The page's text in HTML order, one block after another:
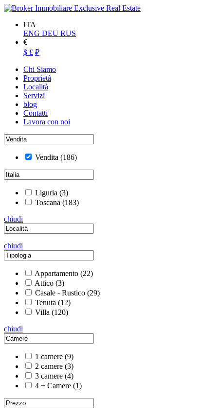
ITA
ENG DEU RUS
€
$ £ ₽
Chi Siamo
Proprietà
Località
Servizi
blog
Contatti
Lavora con noi
Vendita (186)
Liguria (3)
Toscana (183)
chiudi
chiudi
Appartamento (22)
Attico (3)
Casale - Rustico (29)
Tenuta (12)
Villa (120)
chiudi
1 camere (9)
2 camere (3)
3 camere (4)
4 + Camere (1)